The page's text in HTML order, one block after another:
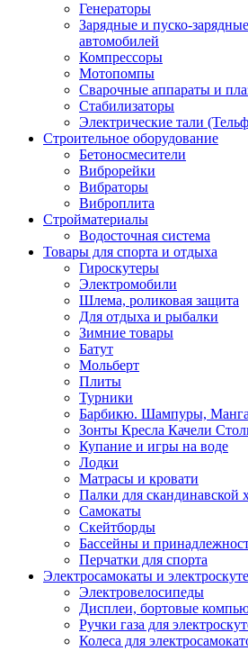
Генераторы
Зарядные и пуско-
автомобилей
Компрессоры
Мотопомпы
Сварочные аппараты и
Стабилизаторы
Электрические тали
Строительное оборудование
Бетоносмесители
Виброрейки
Вибраторы
Виброплита
Стройматериалы
Водосточная система
Товары для спорта и отдыха
Гироскутеры
Электромобили
Шлема, роликовая защита
Для отдыха и рыбалки
Зимние товары
Батут
Мольберт
Плиты
Турники
Барбикю. Шампуры,
Зонты Кресла Качели
Купание и игры на воде
Лодки
Матрасы и кровати
Палки для скандинавской
Самокаты
Скейтборды
Бассейны и
Перчатки для спорта
Электросамокаты и
Электровелосипеды
Дисплеи, бортовые
Ручки газа для
Колеса для